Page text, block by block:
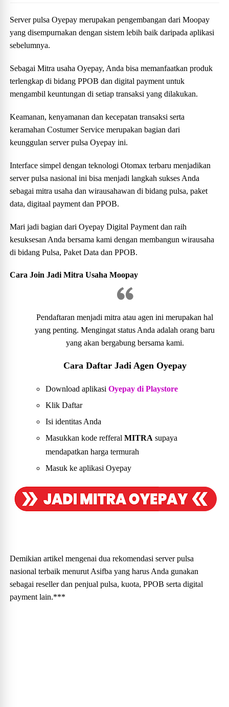
Server pulsa Oyepay merupakan pengembangan dari Moopay
yang disempurnakan dengan sistem lebih baik daripada aplikasi
sebelumnya.
Sebagai Mitra usaha Oyepay, Anda bisa memanfaatkan produk
terlengkap di bidang PPOB dan digital payment untuk
mengambil keuntungan di setiap transaksi yang dilakukan.
Keamanan, kenyamanan dan kecepatan transaksi serta
keramahan Costumer Service merupakan bagian dari
keunggulan server pulsa Oyepay ini.
Interface simpel dengan teknologi Otomax terbaru menjadikan
server pulsa nasional ini bisa menjadi langkah sukses Anda
sebagai mitra usaha dan wirausahawan di bidang pulsa, paket
data, digitaal payment dan PPOB.
Mari jadi bagian dari Oyepay Digital Payment dan raih
kesuksesan Anda bersama kami dengan membangun wirausaha
di bidang Pulsa, Paket Data dan PPOB.
Cara Join Jadi Mitra Usaha Moopay
Pendaftaran menjadi mitra atau agen ini merupakan hal
yang penting. Mengingat status Anda adalah orang baru
yang akan bergabung bersama kami.
Cara Daftar Jadi Agen Oyepay
Download aplikasiOyepay di Playstore
Klik Daftar
Isi identitas Anda
Masukkan kode refferalMITRAsupaya
mendapatkan harga termurah
Masuk ke aplikasi Oyepay
Demikian artikel mengenai dua rekomendasi server pulsa
nasional terbaik menurut Asifba yang harus Anda gunakan
sebagai reseller dan penjual pulsa, kuota, PPOB serta digital
payment lain.***